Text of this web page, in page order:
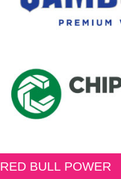
RED BULL POWER